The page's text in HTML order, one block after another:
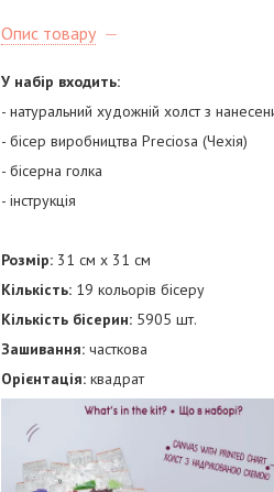
Опис товару
У набір входить:
- натуральний художній холст з
- бісер виробництва Preciosa (Чехія)
- бісерна голка
- інструкція
Розмір: 31 см х 31 см
Кількість: 19 кольорів бісеру
Кількість бісерин: 5905 шт.
Зашивання: часткова
Орієнтація: квадрат